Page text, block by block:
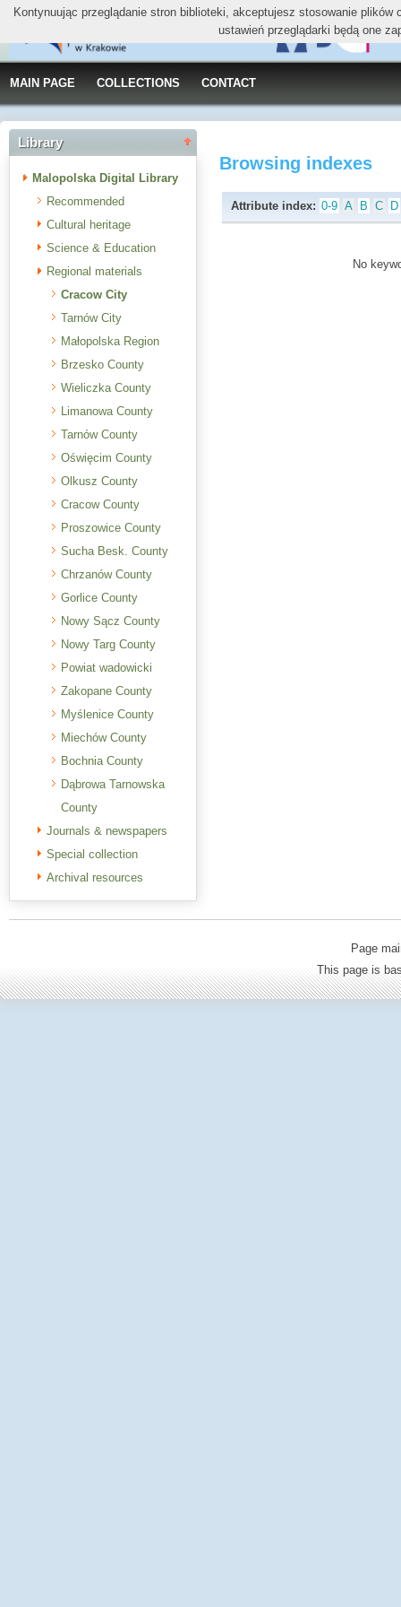
MAIN PAGE COLLECTIONS CONTACT
Library
Malopolska Digital Library
Recommended
Cultural heritage
Science & Education
Regional materials
Cracow City
Tarnów City
Małopolska Region
Brzesko County
Wieliczka County
Limanowa County
Tarnów County
Oświęcim County
Olkusz County
Cracow County
Proszowice County
Sucha Besk. County
Chrzanów County
Gorlice County
Nowy Sącz County
Nowy Targ County
Powiat wadowicki
Zakopane County
Myślenice County
Miechów County
Bochnia County
Dąbrowa Tarnowska
County
Journals & newspapers
Special collection
Archival resources
Browsing indexes
Attribute index: 0-9 A B C D
No
Page
This page is
Kontynuując przeglądanie stron biblioteki, akceptujesz stosowanie
ustawień przeglądarki będą one